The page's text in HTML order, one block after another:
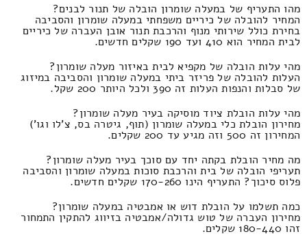
מהו התעריף של במעלה שומרון הובלה של תנור לבנים?
המחיר להובלה של כיריים משפחתי במעלה שומרון והסביבה
בחירת כולל שירותי מנוף והרכבת תנור אובן העברה של כיריים
לבית המחיר הוא 410 ועד 190 שקלים חדשים.
מהי עלות הובלה של מקפיא לבית באיזור מעלה שומרון?
העלות להובלה של פריזר ביתי במעלה שומרון והסביבה במיזוג
של סבלות והנפות העלות זה 390 ולכל היותר 200 שקל.
מהי עלות הובלת ציוד מוסיקה בעיר מעלה שומרון?
מחירון הובלת כלי במעלה שומרון (תוף, גיטרה בס, צ'לו וגו')
המחירון זה 500 וזה מגיע עד 200 שקלים.
מה מחיר הובלת בקתה יחד עם סוכך בעיר מעלה שומרון?
תעריפי הובלה של בית והרכבת סוכות במעלה שומרון והסביבה
פלוס סיכוך? התעריף הינו 170-260 שקלים חדשים.
כמה תשלמו על הובלת דוש או אמבטיה במעלה שומרון?
מחירון העברה של טוש גדולה/אמבטיה בזיווג להתקין התמחור
זהו 180-440 שקלים.